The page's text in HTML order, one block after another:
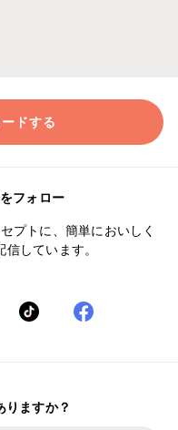
ドする
フォロー
プトに、簡単においしく
しています。
りますか？